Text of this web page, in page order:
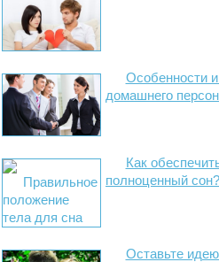
Особенности
домашнего
Как
полноценный сон?
Оставьте